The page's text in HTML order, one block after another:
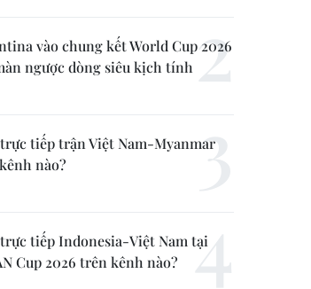
vào chung kết World Cup 2026
ngược dòng siêu kịch tính
tiếp trận Việt Nam-Myanmar
nào?
tiếp Indonesia-Việt Nam tại
Cup 2026 trên kênh nào?